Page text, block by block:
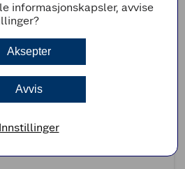
informasjonskapsler, avvise
Aksepter
Avvis
Innstillinger